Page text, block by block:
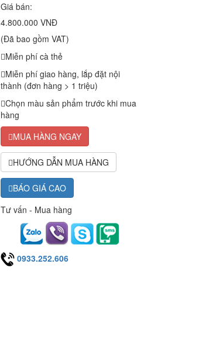
Giá bán:
4.800.000 VNĐ
(Đã bao gồm VAT)
Miễn phí cà thẻ
Miễn phí giao hàng, lắp đặt nội
thành (đơn hàng > 1 triệu)
Chọn màu sản phẩm trước khi mua
hàng
MUA HÀNG NGAY
HƯỚNG DẪN MUA HÀNG
BÁO GIÁ CAO
Tư vấn - Mua hàng
0933.252.606